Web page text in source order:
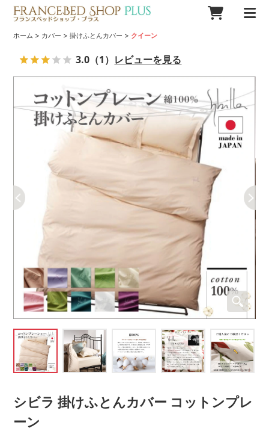
ホーム > カバー >掛けふとんカバー > クイーン
シビラ 掛けふとんカバー コットンプレ
ーン
3.0 （1） レビューを見る